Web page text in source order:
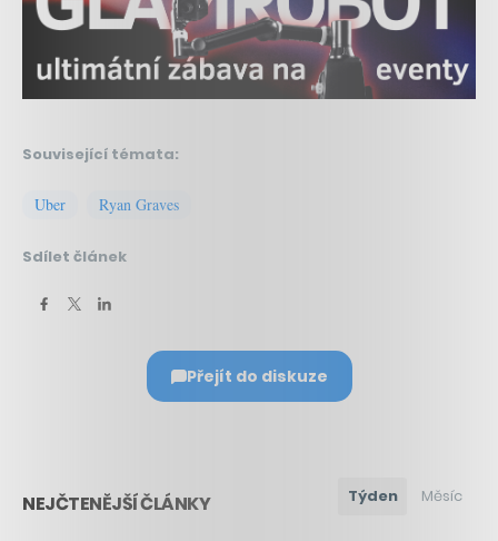
Související témata:
Uber Ryan Graves
Sdílet článek
Přejít do diskuze
NEJČTENĚJŠÍ ČLÁNKY Týden Měsíc